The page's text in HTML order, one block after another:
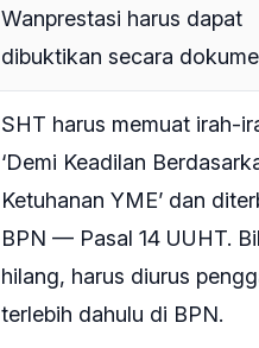
Wanprestasi harus dapat
dibuktikan secara
SHT harus memuat irah-
‘Demi Keadilan
Ketuhanan YME’ dan
BPN — Pasal 14 UUHT.
hilang, harus diurus
terlebih dahulu di BPN.